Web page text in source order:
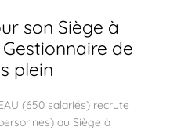
son Siège à
de
plein
(650 salariés) recrute
au Siège à